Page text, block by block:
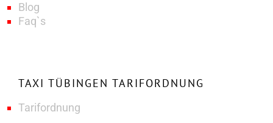
Blog
Faq`s
TAXI TÜBINGEN TARIFORDNUNG
Tarifordnung